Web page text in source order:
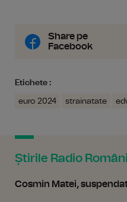
Share pe
Facebook
Etichete :
euro 2024 strainatate
Știrile Radio
Cosmin Matei,